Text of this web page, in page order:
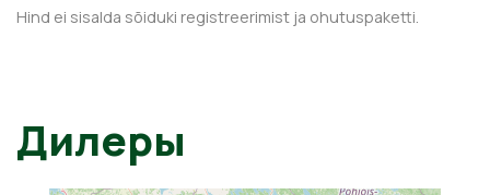
Hind ei sisalda sõiduki registreerimist ja ohutuspaketti.
Дилеры